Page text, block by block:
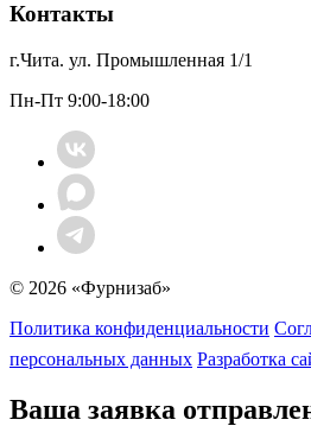
Контакты
г.Чита. ул. Промышленная 1/1
Пн-Пт 9:00-18:00
© 2026 «Фурнизаб»
Политика конфиденциальности
персональных данных Разработка
Ваша заявка